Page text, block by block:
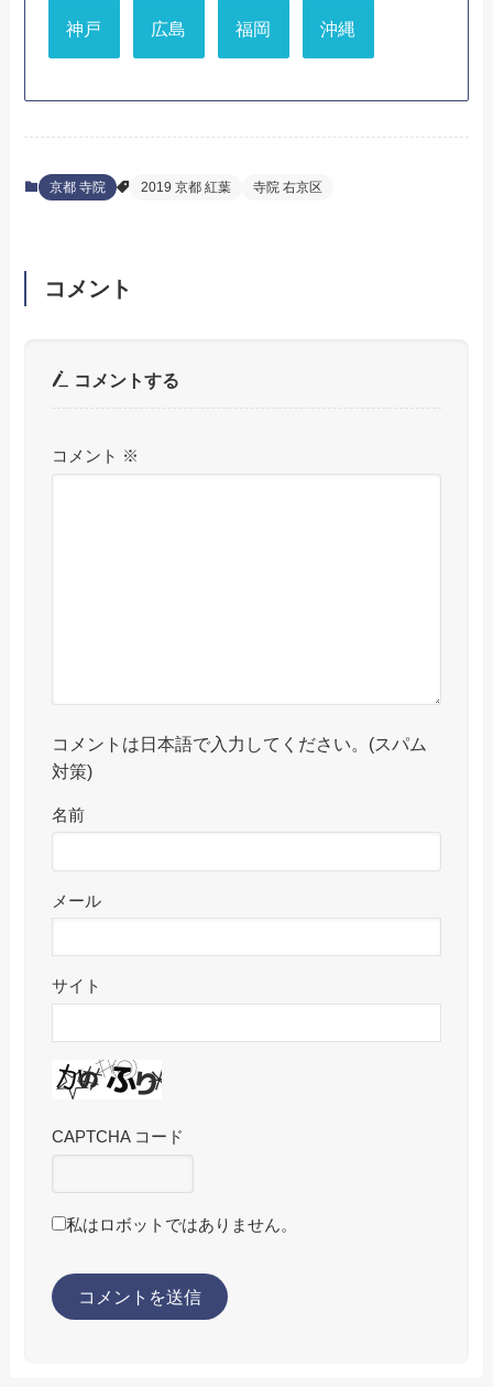
神戸 広島 福岡 沖縄
京都 寺院 2019 京都 紅葉 寺院 右京区
コメント
コメントする
コメント ※
コメントは日本語で入力してください。(スパム
対策)
名前
メール
サイト
CAPTCHA コード
私はロボットではありません。